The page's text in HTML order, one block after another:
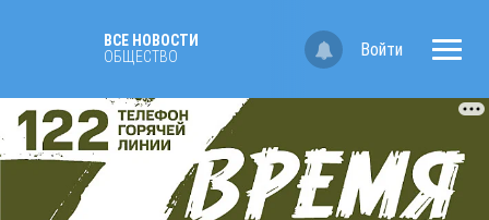
ВСЕ НОВОСТИ
ОБЩЕСТВО
Войти